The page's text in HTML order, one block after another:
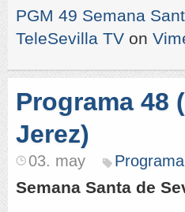
PGM 49 Semana
TeleSevilla TV on
Programa 48
Jerez)
03. may
Semana Santa de